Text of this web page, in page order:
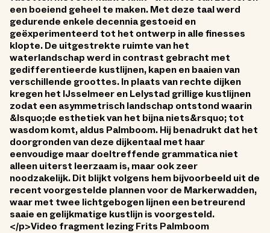
een boeiend geheel te maken. Met deze taal werd
gedurende enkele decennia gestoeid en
geëxperimenteerd tot het ontwerp in alle finesses
klopte. De uitgestrekte ruimte van het
waterlandschap werd in contrast gebracht met
gedifferentieerde kustlijnen, kapen en baaien van
verschillende groottes. In plaats van rechte dijken
kregen het IJsselmeer en Lelystad grillige kustlijnen
zodat een asymmetrisch landschap ontstond waarin
&lsquo;de esthetiek van het bijna niets&rsquo; tot
wasdom komt, aldus Palmboom. Hij benadrukt dat het
doorgronden van deze dijkentaal met haar
eenvoudige maar doeltreffende grammatica niet
alleen uiterst leerzaam is, maar ook zeer
noodzakelijk. Dit blijkt volgens hem bijvoorbeeld uit de
recent voorgestelde plannen voor de Markerwadden,
waar met twee lichtgebogen lijnen een betreurend
saaie en gelijkmatige kustlijn is voorgesteld.
</p>Video fragment lezing Frits Palmboom